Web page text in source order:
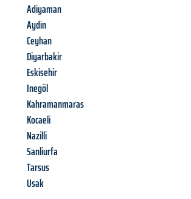
Adiyaman
Aydin
Ceyhan
Diyarbakir
Eskisehir
Inegöl
Kahramanmaras
Kocaeli
Nazilli
Sanliurfa
Tarsus
Usak